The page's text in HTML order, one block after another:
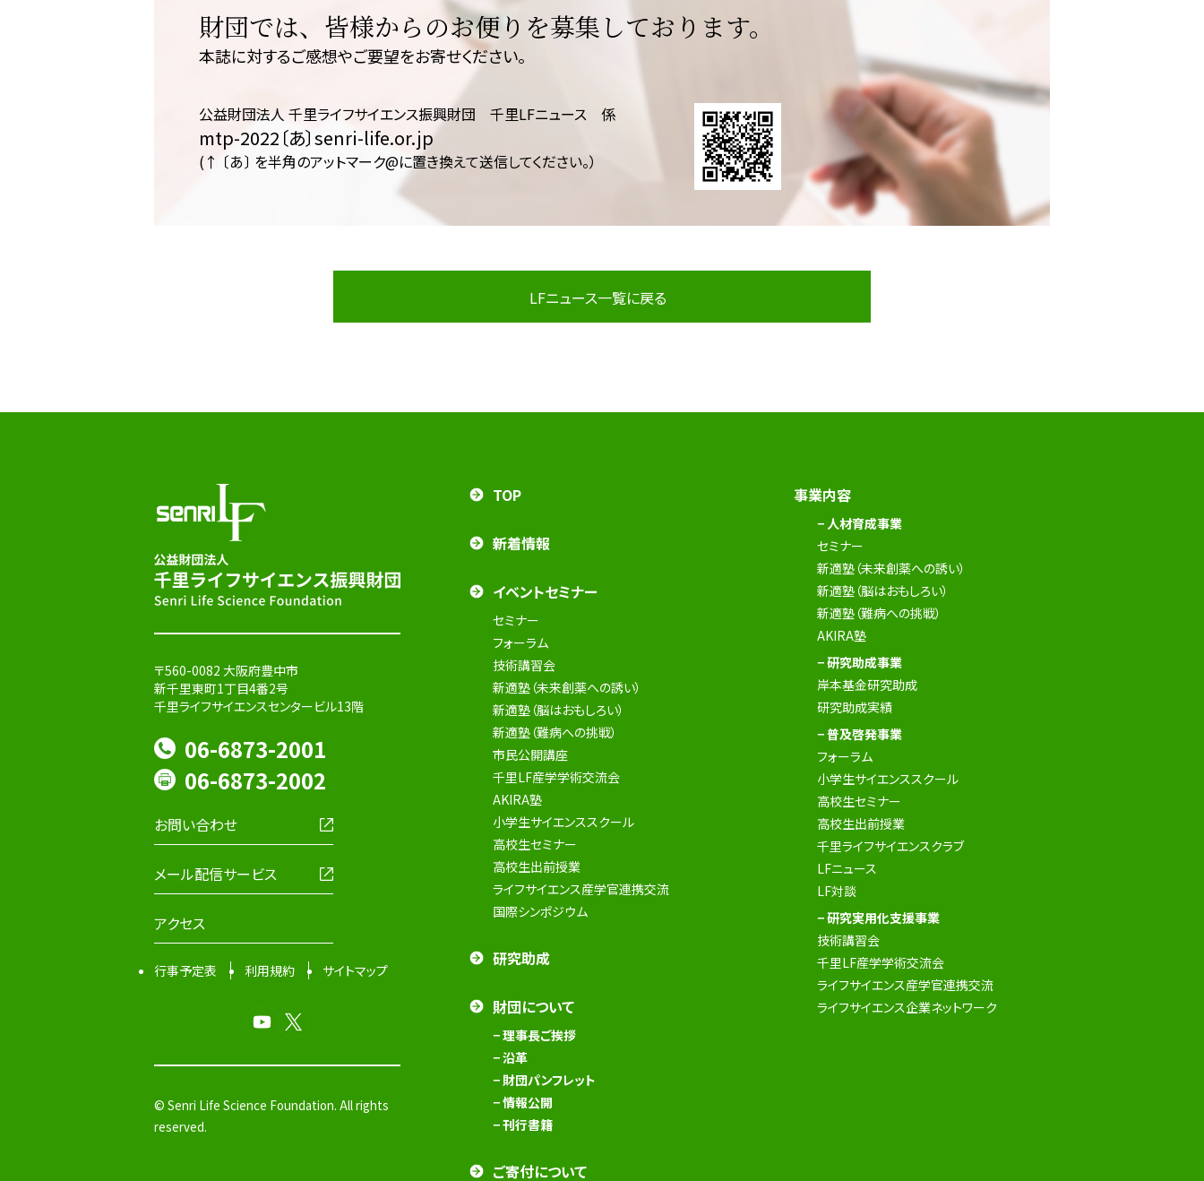
財団では、皆様からのお便りを募集しております。
本誌に対するご感想やご要望をお寄せください。
公益財団法人 千里ライフサイエンス振興財団 千里LFニュース 係
mtp-2022〔あ〕senri-life.or.jp
(↑ 〔あ〕 を半角のアットマーク@に置き換えて送信してください。）
LFニュース一覧に戻る
〒560-0082 大阪府豊中市
新千里東町1丁目4番2号
千里ライフサイエンスセンタービル13階
06-6873-2001
06-6873-2002
お問い合わせ
メール配信サービス
アクセス
行事予定表 利用規約 サイトマップ
© Senri Life Science Foundation. All rights
reserved.
TOP
新着情報
イベントセミナー
セミナー
フォーラム
技術講習会
新適塾（未来創薬への誘い）
新適塾（脳はおもしろい）
新適塾（難病への挑戦）
市民公開講座
千里LF産学学術交流会
AKIRA塾
小学生サイエンススクール
高校生セミナー
高校生出前授業
ライフサイエンス産学官連携交流
国際シンポジウム
研究助成
財団について
− 理事長ご挨拶
− 沿革
− 財団パンフレット
− 情報公開
− 刊行書籍
ご寄付について
事業内容
− 人材育成事業
セミナー
新適塾（未来創薬への誘い）
新適塾（脳はおもしろい）
新適塾（難病への挑戦）
AKIRA塾
− 研究助成事業
岸本基金研究助成
研究助成実績
− 普及啓発事業
フォーラム
小学生サイエンススクール
高校生セミナー
高校生出前授業
千里ライフサイエンスクラブ
LFニュース
LF対談
− 研究実用化支援事業
技術講習会
千里LF産学学術交流会
ライフサイエンス産学官連携交流
ライフサイエンス企業ネットワーク